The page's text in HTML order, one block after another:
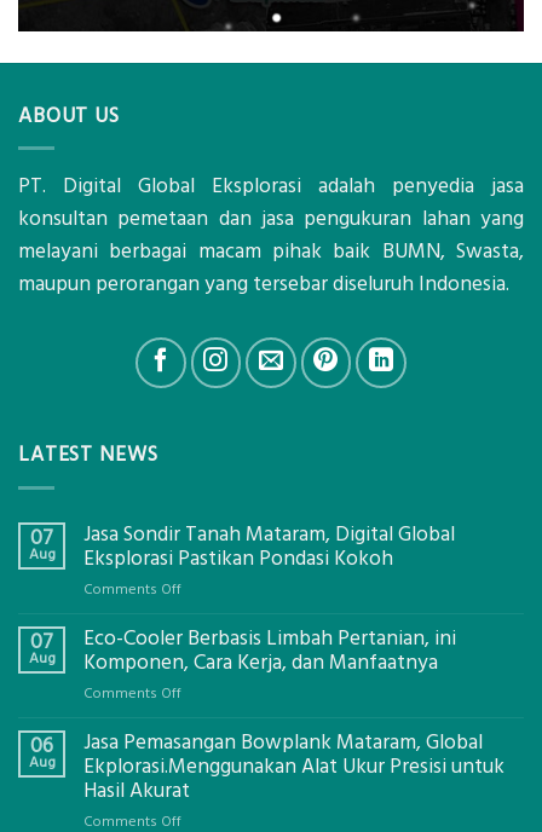
ABOUT US
PT. Digital Global Eksplorasi adalah penyedia jasa
konsultan pemetaan dan jasa pengukuran lahan yang
melayani berbagai macam pihak baik BUMN, Swasta,
maupun perorangan yang tersebar diseluruh Indonesia.
LATEST NEWS
07
Aug
Jasa Sondir Tanah Mataram, Digital Global
Eksplorasi Pastikan Pondasi Kokoh
Comments Offon
Sondir
Tanah
Eksplorasi
Pastikan
Pondasi
Kokoh
07
Aug
Eco-Cooler Berbasis Limbah Pertanian, ini
Komponen, Cara Kerja, dan Manfaatnya
Comments Offon
Cooler
Berbasis
Limbah
06
Aug
Jasa Pemasangan Bowplank Mataram, Global
Ekplorasi.Menggunakan Alat Ukur Presisi untuk
Hasil Akurat
Comments Offon